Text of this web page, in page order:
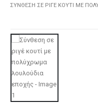
ΣΎΝΘΕΣΗ ΣΕ ΡΙΓΈ ΚΟΥΤΊ ΜΕ